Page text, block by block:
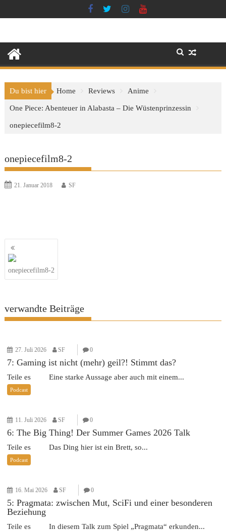
to
Du bist hier Home Reviews Anime
One Piece: Abenteuer in Alabasta – Die Wüstenprinzessin
onepiecefilm8-2
onepiecefilm8-2
21. Januar 2018 SF
Beitragsnavigation
onepiecefilm8-2
verwandte Beiträge
27. Juli 2026 SF 0
7: Gaming ist nicht (mehr) geil?! Stimmt das?
Teile es Eine starke Aussage aber auch mit einem...
Podcast
11. Juli 2026 SF 0
6: The Big Thing! Der Summer Games 2026 Talk
Teile es Das Ding hier ist ein Brett, so...
Podcast
16. Mai 2026 SF 0
5: Pragmata: zwischen Mut, SciFi und einer besonderen
Beziehung
Teile es In diesem Talk zum Spiel „Pragmata“ erkunden...